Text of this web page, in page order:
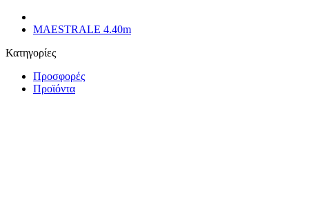
MAESTRALE 4.40m
Κατηγορίες
Προσφορές
Προϊόντα